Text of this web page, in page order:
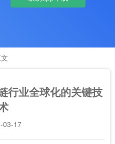
行业全球化的关键技
03-17